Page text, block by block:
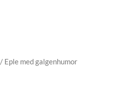
/ Eple med galgenhumor